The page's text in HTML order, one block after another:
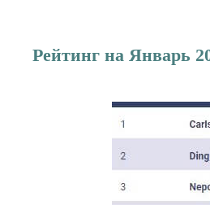
Рейтинг на Январь